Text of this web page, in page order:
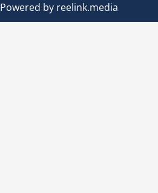
Powered by reelink.media